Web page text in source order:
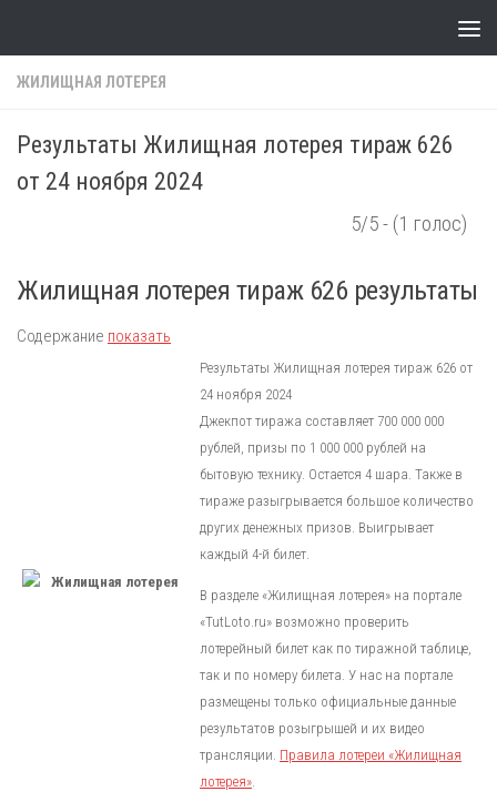
ЖИЛИЩНАЯ ЛОТЕРЕЯ
Результаты Жилищная лотерея тираж 626
от 24 ноября 2024
5/5 - (1 голос)
Жилищная лотерея тираж 626 результаты
Содержание показать
Результаты Жилищная лотерея тираж 626 от
24 ноября 2024
Джекпот тиража составляет 700 000 000
рублей, призы по 1 000 000 рублей на
бытовую технику. Остается 4 шара. Также в
тираже разыгрывается большое количество
других денежных призов. Выигрывает
каждый 4-й билет.
В разделе «Жилищная лотерея» на портале
«TutLoto.ru» возможно проверить
лотерейный билет как по тиражной таблице,
так и по номеру билета. У нас на портале
размещены только официальные данные
результатов розыгрышей и их видео
трансляции. Правила лотереи «Жилищная
лотерея».